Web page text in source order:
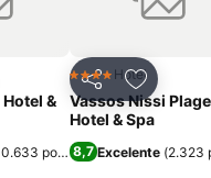
aos favoritos
&
pontuações)
Partilhar
4 EstrelasHotel
Vassos Nissi Plage
Hotel & Spa
8,7 Excelente (2.323